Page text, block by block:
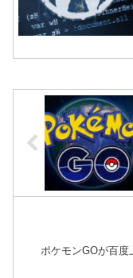
ポケモンGOが百度